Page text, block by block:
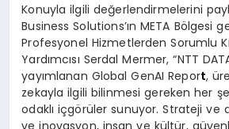
Konuyla ilgili değerlendirmelerini
Business Solutions’ın META Bölgesi
Profesyonel Hizmetlerden Sorumlu
Yardımcısı Serdal Mermer, “NTT
yayımlanan Global GenAI Report,
zekayla ilgili bilinmesi gereken her
odaklı içgörüler sunuyor. Strateji ve
ve inovasyon, insan ve kültür,